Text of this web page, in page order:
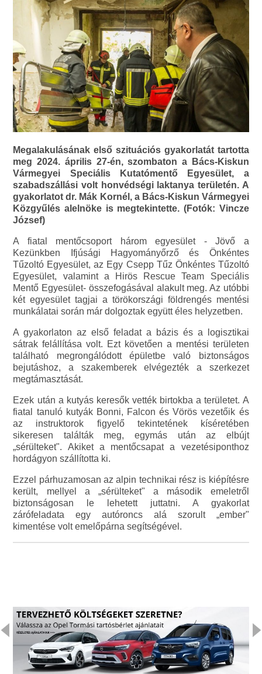
Megalakulásának első szituációs gyakorlatát tartotta
meg 2024. április 27-én, szombaton a Bács-Kiskun
Vármegyei Speciális Kutatómentő Egyesület, a
szabadszállási volt honvédségi laktanya területén. A
gyakorlatot dr. Mák Kornél, a Bács-Kiskun Vármegyei
Közgyűlés alelnöke is megtekintette. (Fotók: Vincze
József)
A fiatal mentőcsoport három egyesület - Jövő a
Kezünkben Ifjúsági Hagyományőrző és Önkéntes
Tűzoltó Egyesület, az Egy Csepp Tűz Önkéntes Tűzoltó
Egyesület, valamint a Hirös Rescue Team Speciális
Mentő Egyesület- összefogásával alakult meg. Az utóbbi
két egyesület tagjai a törökországi földrengés mentési
munkálatai során már dolgoztak együtt éles helyzetben.
A gyakorlaton az első feladat a bázis és a logisztikai
sátrak felállítása volt. Ezt követően a mentési területen
található megrongálódott épületbe való biztonságos
bejutáshoz, a szakemberek elvégezték a szerkezet
megtámasztását.
Ezek után a kutyás keresők vették birtokba a területet. A
fiatal tanuló kutyák Bonni, Falcon és Vörös vezetőik és
az instruktorok figyelő tekintetének kíséretében
sikeresen találták meg, egymás után az elbújt
„sérülteket". Akiket a mentőcsapat a vezetésiponthoz
hordágyon szállította ki.
Ezzel párhuzamosan az alpin technikai rész is kiépítésre
került, mellyel a „sérülteket" a második emeletről
biztonságosan le lehetett juttatni. A gyakorlat
zárófeladata egy autóroncs alá szorult „ember"
kimentése volt emelőpárna segítségével.